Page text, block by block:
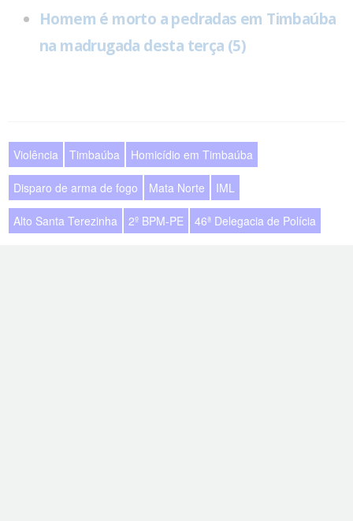
Homem é morto a pedradas em Timbaúba
na madrugada desta terça (5)
Violência Timbaúba Homicídio em Timbaúba
Disparo de arma de fogo Mata Norte IML
Alto Santa Terezinha 2º BPM-PE 46ª Delegacia de Polícia